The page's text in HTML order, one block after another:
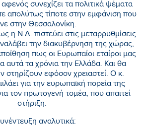
συνεχίζει τα πολιτικά ψέματα
απολύτως τίποτε στην εμφάνιση που
στην Θεσσαλονίκη.
η Ν.Δ. πιστεύει στις μεταρρυθμίσεις
την διακυβέρνηση της χώρας,
πως οι Ευρωπαίοι εταίροι μας
αυτά τα χρόνια την Ελλάδα. Και θα
στηρίζουν εφόσον χρειαστεί. Ο κ.
για την ευρωπαϊκή πορεία της
τον πρωτογενή τομέα, που απαιτεί
στήριξη.
αναλυτικά: